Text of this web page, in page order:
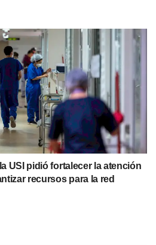
USI pidió fortalecer la atención
recursos para la red